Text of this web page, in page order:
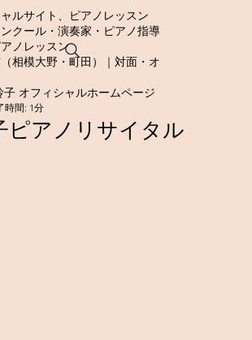
ルサイト、ピアノレッスン
クール・演奏家・ピアノ指導
ノレッスン
相模大野・町田）｜対面・オ
子 オフィシャルホームページ
ピアノリサイタル
時間: 1分